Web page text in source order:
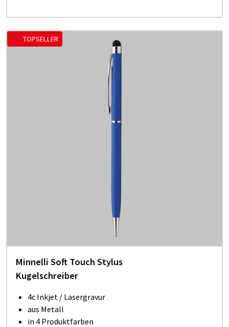
TOPSELLER
Minnelli Soft Touch Stylus
Kugelschreiber
4c Inkjet / Lasergravur
aus Metall
in 4 Produktfarben